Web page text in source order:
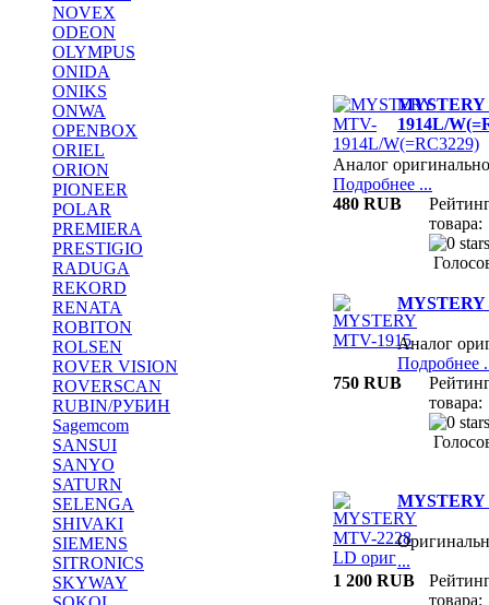
NOVEX
ODEON
OLYMPUS
ONIDA
ONIKS
ONWA
OPENBOX
ORIEL
ORION
PIONEER
POLAR
PREMIERA
PRESTIGIO
RADUGA
REKORD
RENATA
ROBITON
ROLSEN
ROVER VISION
ROVERSCAN
RUBIN/РУБИН
Sagemcom
SANSUI
SANYO
SATURN
SELENGA
SHIVAKI
SIEMENS
SITRONICS
SKYWAY
1914L/
Аналог
Подробнее ...
480 RUB
товара:
MYSTERY
Аналог
Подробнее
750 RUB
товара:
MYSTERY
...
1 200 RUB
товара: